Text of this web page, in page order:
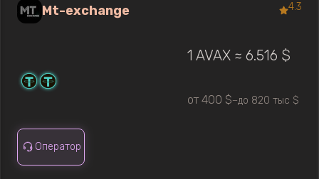
Mt-exchange 4.3
1 AVAX ≈ 6.516 $
от 400 $—до 820 тыс $
Оператор